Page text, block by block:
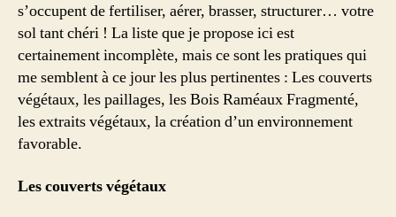
s’occupent de fertiliser, aérer, brasser, structurer… votre
sol tant chéri ! La liste que je propose ici est
certainement incomplète, mais ce sont les pratiques qui
me semblent à ce jour les plus pertinentes : Les couverts
végétaux, les paillages, les Bois Raméaux Fragmenté,
les extraits végétaux, la création d’un environnement
favorable.
Les couverts végétaux